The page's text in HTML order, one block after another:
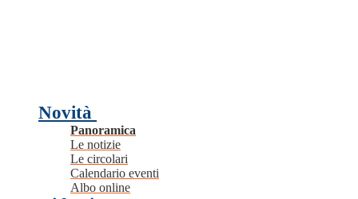
Novità
Panoramica
Le notizie
Le circolari
Calendario eventi
Albo online